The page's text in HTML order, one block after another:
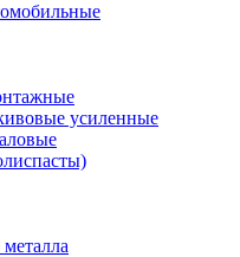
усиленные